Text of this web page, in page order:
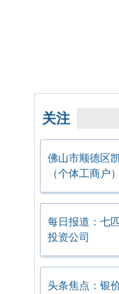
关注
佛山市顺德区
（个体工商户
每日报道：七
投资公司
头条焦点：银